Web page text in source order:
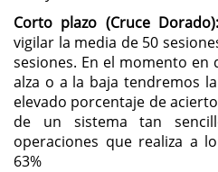
Corto plazo (Cruce Dorado):
vigilar la media de 50
sesiones. En el momento en
alza o a la baja tendremos
elevado porcentaje de
de un sistema tan
operaciones que realiza a
63%